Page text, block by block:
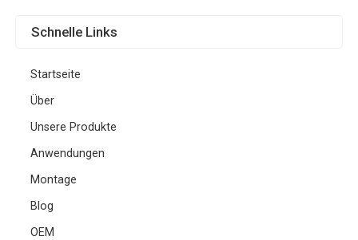
Schnelle Links
Startseite
Über
Unsere Produkte
Anwendungen
Montage
Blog
OEM